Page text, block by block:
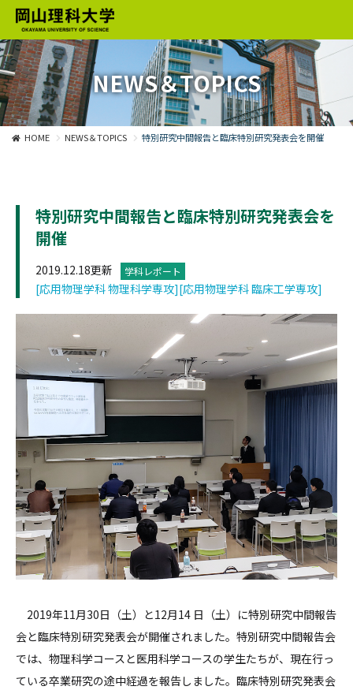
NEWS＆TOPICS
HOME NEWS＆TOPICS 特別研究中間報告と臨床特別研究発表会を開催
特別研究中間報告と臨床特別研究発表会を
開催
2019.12.18更新 学科レポート
[応用物理学科 物理科学専攻][応用物理学科 臨床工学専攻]
2019年11月30日（土）と12月14 日（土）に特別研究中間報告
会と臨床特別研究発表会が開催されました。特別研究中間報告会
では、物理科学コースと医用科学コースの学生たちが、現在行っ
ている卒業研究の途中経過を報告しました。臨床特別研究発表会